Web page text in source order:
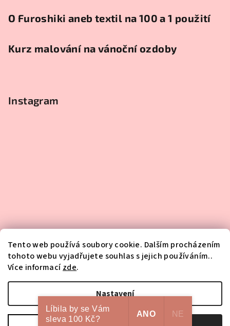
Tento web používá soubory cookie. Dalším procházením
tohoto webu vyjadřujete souhlas s jejich používáním..
Více informacízde.
Nastavení
O Furoshiki aneb textil na 100 a 1 použití
Kurz malování na vánoční ozdoby
Instagram
Copyright 2026HA-NA-MI. Všechna práva vyhrazena.Upravit
nastavení cookies
Líbila by se Vám
sleva 100 Kč?
ANO NE